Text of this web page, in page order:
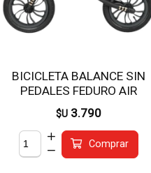
BICICLETA BALANCE SIN
PEDALES FEDURO AIR
BEIGE
$U 3.790
Comprar